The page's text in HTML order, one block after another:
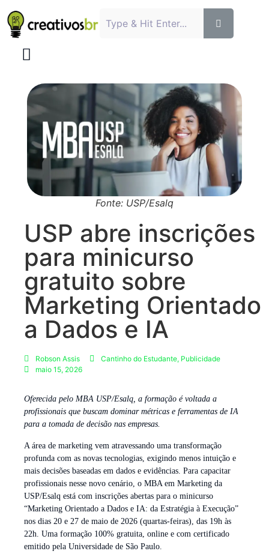
Fonte: USP/Esalq
USP abre inscrições
para minicurso
gratuito sobre
Marketing Orientado
a Dados e IA
Robson Assis Cantinho do Estudante, Publicidade
maio 15, 2026
Oferecida pelo MBA USP/Esalq, a formação é voltada a
profissionais que buscam dominar métricas e ferramentas de IA
para a tomada de decisão nas empresas.
A área de marketing vem atravessando uma transformação
profunda com as novas tecnologias, exigindo menos intuição e
mais decisões baseadas em dados e evidências. Para capacitar
profissionais nesse novo cenário, o MBA em Marketing da
USP/Esalq está com inscrições abertas para o minicurso
“Marketing Orientado a Dados e IA: da Estratégia à Execução”
nos dias 20 e 27 de maio de 2026 (quartas-feiras), das 19h às
22h. Uma formação 100% gratuita, online e com certificado
emitido pela Universidade de São Paulo.